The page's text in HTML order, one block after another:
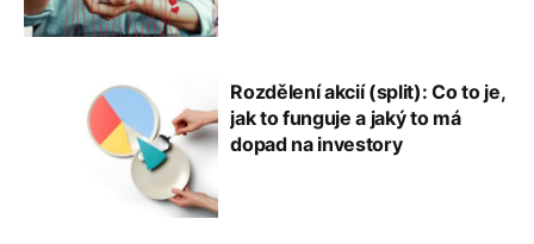
Rozdělení akcií (split): Co to je,
jak to funguje a jaký to má
dopad na investory